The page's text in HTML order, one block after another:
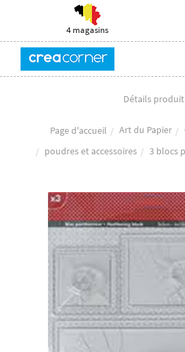
4 magasins
Détails produit
Page d'accueil Art du Papier
poudres et accessoires
3 blocs